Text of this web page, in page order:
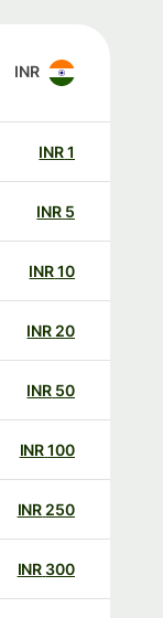
INR
INR
INR
INR
20
INR
50
INR
100
INR
250
INR
300
INR